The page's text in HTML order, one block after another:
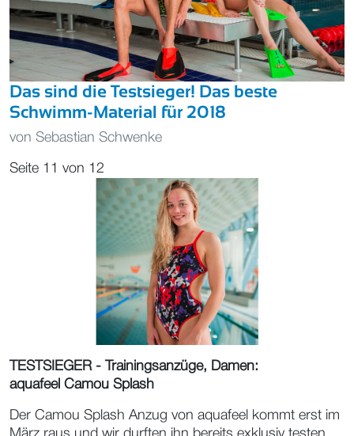
Das sind die Testsieger! Das beste
Schwimm-Material für 2018
von Sebastian Schwenke
Seite 11 von 12
TESTSIEGER - Trainingsanzüge, Damen:
aquafeel Camou Splash
Der Camou Splash Anzug von aquafeel kommt erst im